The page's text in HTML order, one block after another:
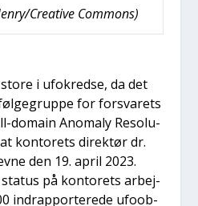
Creative Com­mons)
i ufokred­se, da det
for for­sva­rets
domain Ano­ma­ly Reso­lu­
kon­to­rets direk­tør dr.
den 19. april 2023.
sta­tus på kon­to­rets arbej­
indrap­por­te­re­de ufoob­